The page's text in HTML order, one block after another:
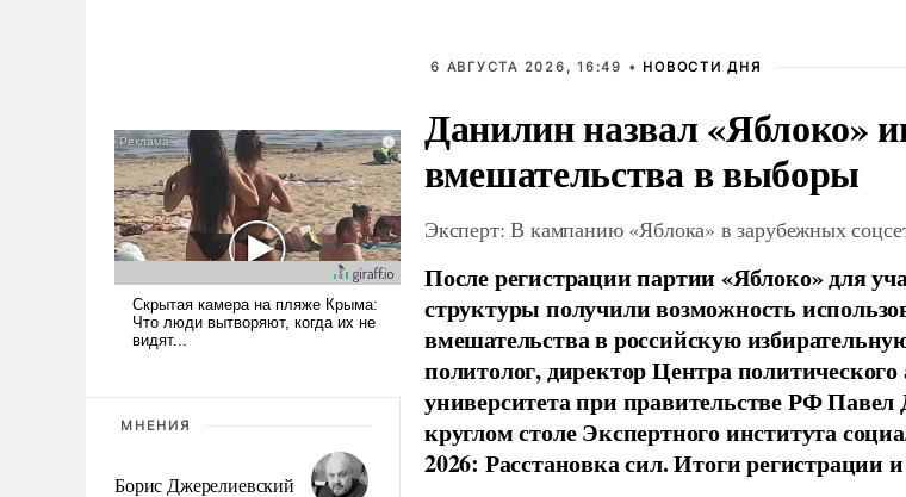
МНЕНИЯ
Борис Джерелиевский
6 АВГУСТА 2026, 16:49 • НОВОСТИ ДНЯ
Данилин назвал «Яблоко»
вмешательства в выборы
Эксперт: В кампанию «Яблока» в зарубежных
После регистрации партии «Яблоко» для
структуры получили возможность
вмешательства в российскую
политолог, директор Центра
университета при правительстве РФ
круглом столе Экспертного института
2026: Расстановка сил. Итоги регистрации